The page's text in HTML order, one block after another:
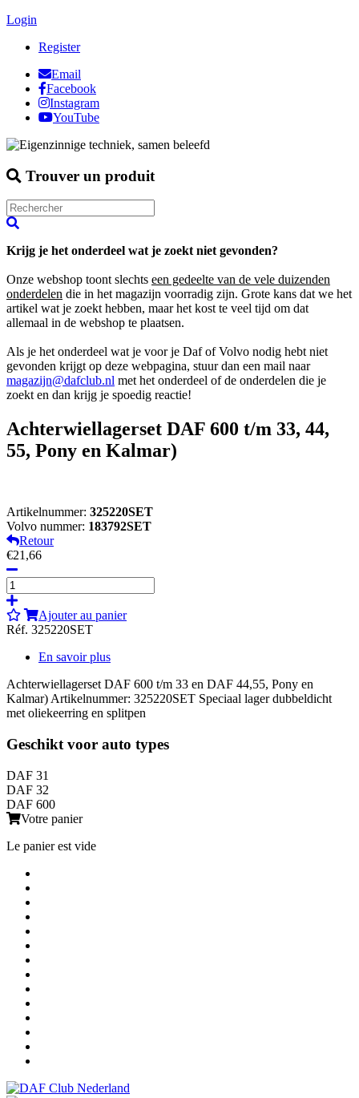
Login
Register
Email
Facebook
Instagram
YouTube
Trouver un produit
Krijg je het onderdeel wat je zoekt niet gevonden?
Onze webshop toont slechts een gedeelte van de vele duizenden
onderdelen die in het magazijn voorradig zijn. Grote kans dat we het
artikel wat je zoekt hebben, maar het kost te veel tijd om dat
allemaal in de webshop te plaatsen.
Als je het onderdeel wat je voor je Daf of Volvo nodig hebt niet
gevonden krijgt op deze webpagina, stuur dan een mail naar
magazijn@dafclub.nl met het onderdeel of de onderdelen die je
zoekt en dan krijg je spoedig reactie!
Achterwiellagerset DAF 600 t/m 33, 44,
55, Pony en Kalmar)
Artikelnummer: 325220SET
Volvo nummer: 183792SET
Retour
€21,66
Ajouter au panier
Réf. 325220SET
En savoir plus
Achterwiellagerset DAF 600 t/m 33 en DAF 44,55, Pony en
Kalmar) Artikelnummer: 325220SET Speciaal lager dubbeldicht
met oliekeerring en splitpen
Geschikt voor auto types
DAF 31
DAF 32
DAF 600
Votre panier
Le panier est vide